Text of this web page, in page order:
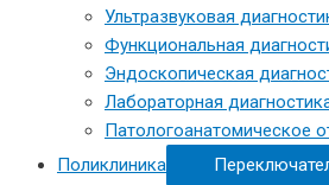
Ультразвуковая
Функциональная
Эндоскопическая
Лабораторная
Патологоанатомическое
Поликлиника